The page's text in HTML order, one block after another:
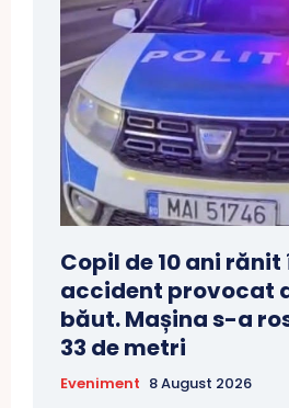
Copil de 10 ani
accident provocat
băut. Mașina s-a
33 de metri
Eveniment 8 August 2026